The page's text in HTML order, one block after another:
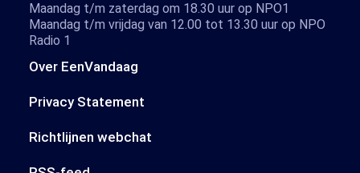
Over EenVandaag
Privacy Statement
Richtlijnen webchat
Maandag t/m zaterdag om 18.30 uur op NPO1
Maandag t/m vrijdag van 12.00 tot 13.30 uur op NPO
Radio 1